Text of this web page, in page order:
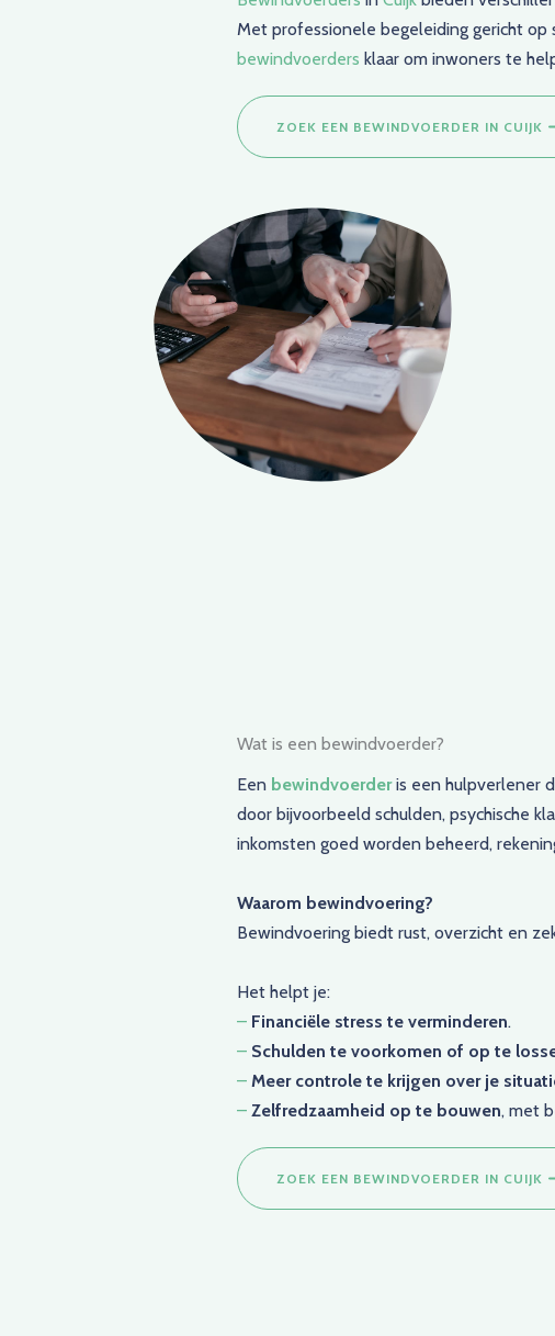
Met professionele begeleiding gericht
bewindvoerders klaar om inwoners te
ZOEK EEN BEWINDVOERDER IN CUIJK
Wat is een bewindvoerder?
Een bewindvoerderis een hulpverlener
door bijvoorbeeld schulden, psychische
inkomsten goed worden beheerd,
Waarom bewindvoering?
Bewindvoering biedt rust, overzicht en
Het helpt je:
– Financiële stress te verminderen.
– Schulden te voorkomen of op te
– Meer controle te krijgen over je
– Zelfredzaamheid op te bouwen, met
ZOEK EEN BEWINDVOERDER IN CUIJK